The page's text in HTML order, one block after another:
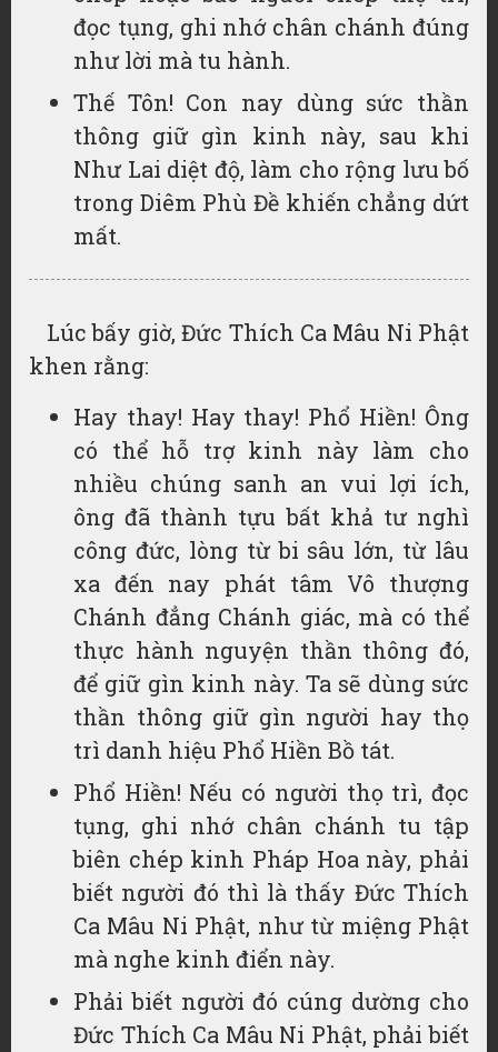
đọc tụng, ghi nhớ chân chánh đúng
như lời mà tu hành.
Thế Tôn! Con nay dùng sức thần
thông giữ gìn kinh này, sau khi
Như Lai diệt độ, làm cho rộng lưu bố
trong Diêm Phù Đề khiến chẳng dứt
mất.
Lúc bấy giờ, Đức Thích Ca Mâu Ni Phật
khen rằng:
Hay thay! Hay thay! Phổ Hiền! Ông
có thể hỗ trợ kinh này làm cho
nhiều chúng sanh an vui lợi ích,
ông đã thành tựu bất khả tư nghì
công đức, lòng từ bi sâu lớn, từ lâu
xa đến nay phát tâm Vô thượng
Chánh đẳng Chánh giác, mà có thể
thực hành nguyện thần thông đó,
để giữ gìn kinh này. Ta sẽ dùng sức
thần thông giữ gìn người hay thọ
trì danh hiệu Phổ Hiền Bồ tát.
Phổ Hiền! Nếu có người thọ trì, đọc
tụng, ghi nhớ chân chánh tu tập
biên chép kinh Pháp Hoa này, phải
biết người đó thì là thấy Đức Thích
Ca Mâu Ni Phật, như từ miệng Phật
mà nghe kinh điển này.
Phải biết người đó cúng dường cho
Đức Thích Ca Mâu Ni Phật, phải biết